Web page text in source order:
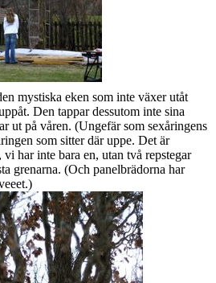
mystiska eken som inte växer utåt
Den tappar dessutom inte sina
ut på våren. (Ungefär som sexåringens
som sitter där uppe. Det är
har inte bara en, utan två repstegar
grenarna. (Och panelbrädorna har